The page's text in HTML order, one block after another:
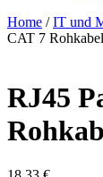
Home /IT und
CAT 7
RJ45